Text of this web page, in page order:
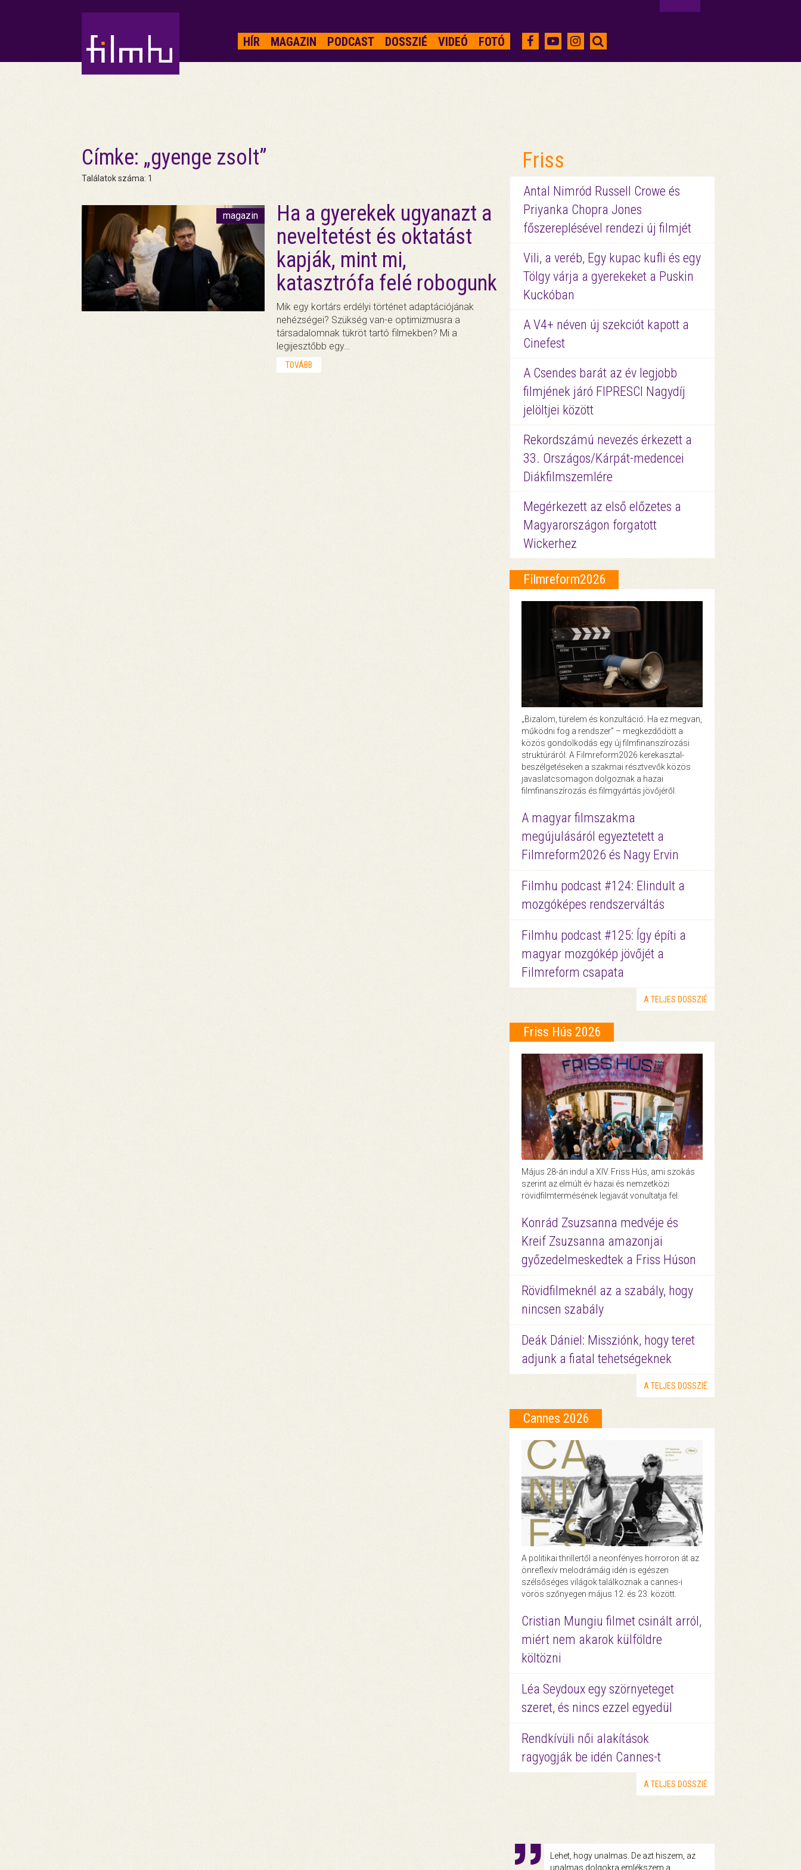
HÍR MAGAZIN PODCAST DOSSZIÉ VIDEÓ FOTÓ
Címke: „gyenge zsolt”
Találatok száma: 1
magazin
Ha a gyerekek ugyanazt a
neveltetést és oktatást
kapják, mint mi,
katasztrófa felé robogunk
Mik egy kortárs erdélyi történet adaptációjának
nehézségei? Szükség van-e optimizmusra a
társadalomnak tükröt tartó filmekben? Mi a
legijesztőbb egy…
TOVÁBB
Friss
Antal Nimród Russell Crowe és
Priyanka Chopra Jones
főszereplésével rendezi új filmjét
Vili, a veréb, Egy kupac kufli és egy
Tölgy várja a gyerekeket a Puskin
Kuckóban
A V4+ néven új szekciót kapott a
Cinefest
A Csendes barát az év legjobb
filmjének járó FIPRESCI Nagydíj
jelöltjei között
Rekordszámú nevezés érkezett a
33. Országos/Kárpát-medencei
Diákfilmszemlére
Megérkezett az első előzetes a
Magyarországon forgatott
Wickerhez
Filmreform2026
„Bizalom, türelem és konzultáció. Ha ez megvan,
működni fog a rendszer” – megkezdődött a
közös gondolkodás egy új filmfinanszírozási
struktúráról. A Filmreform2026 kerekasztal-
beszélgetéseken a szakmai résztvevők közös
javaslatcsomagon dolgoznak a hazai
filmfinanszírozás és filmgyártás jövőjéről.
A magyar filmszakma
megújulásáról egyeztetett a
Filmreform2026 és Nagy Ervin
Filmhu podcast #124: Elindult a
mozgóképes rendszerváltás
Filmhu podcast #125: Így építi a
magyar mozgókép jövőjét a
Filmreform csapata
A TELJES DOSSZIÉ
Friss Hús 2026
Május 28-án indul a XIV. Friss Hús, ami szokás
szerint az elmúlt év hazai és nemzetközi
rövidfilmtermésének legjavát vonultatja fel.
Konrád Zsuzsanna medvéje és
Kreif Zsuzsanna amazonjai
győzedelmeskedtek a Friss Húson
Rövidfilmeknél az a szabály, hogy
nincsen szabály
Deák Dániel: Missziónk, hogy teret
adjunk a fiatal tehetségeknek
A TELJES DOSSZIÉ
Cannes 2026
A politikai thrillertől a neonfényes horroron át az
önreflexív melodrámáig idén is egészen
szélsőséges világok találkoznak a cannes-i
vörös szőnyegen május 12. és 23. között.
Cristian Mungiu filmet csinált arról,
miért nem akarok külföldre
költözni
Léa Seydoux egy szörnyeteget
szeret, és nincs ezzel egyedül
Rendkívüli női alakítások
ragyogják be idén Cannes-t
A TELJES DOSSZIÉ
Lehet, hogy unalmas. De azt hiszem, az
unalmas dolgokra emlékszem a